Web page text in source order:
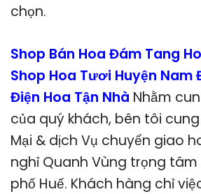
chọn.
Shop Bán Hoa Đám Tang
Shop Hoa Tươi Huyện Nam
Điện Hoa Tận Nhà Nhằm
của quý khách, bên tôi
Mại & dịch Vụ chuyển giao
nghỉ Quanh Vùng trọng
phố Huế. Khách hàng chỉ